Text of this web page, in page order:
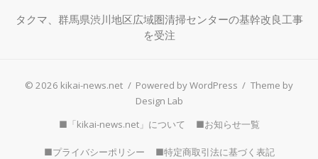
タクマ、群馬県渋川地区広域圏清掃センターの基幹改良工事
を受注
© 2026 kikai-news.net / Powered by WordPress / Theme by
Design Lab
■「kikai-news.net」について
■お知らせ一覧
■プライバシーポリシー ■特定商取引法に基づく表記